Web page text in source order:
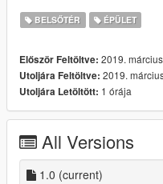
BELSŐTÉR ÉPÜLET
Először Feltöltve: 2019.
Utoljára Feltöltve: 2019.
Utoljára Letöltött: 1 órája
All Versions
1.0 (current)